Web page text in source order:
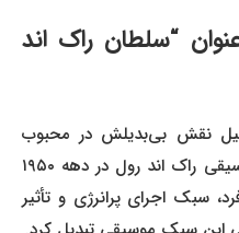
“سلطان راک اند
نقش بی‌بدیلش در محبوب
کردن و گسترش جهانی سبک موسیقی راک اند رول در دهه ۱۹۵۰
سبک اجرای پرانرژی و تأثیر